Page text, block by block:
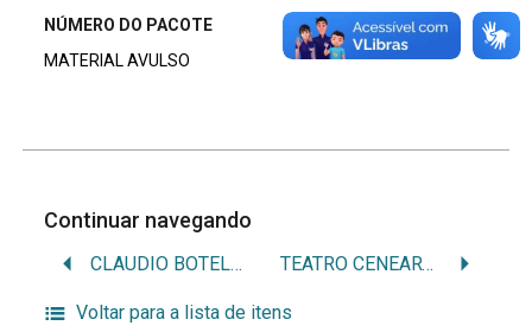
NÚMERO DO PACOTE
MATERIAL AVULSO
Continuar navegando
CLAUDIO BOTELHO TEATRO CENEARTE
Voltar para a lista de itens